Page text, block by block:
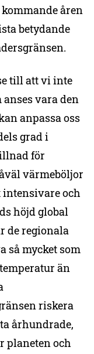
åren
betydande
till att vi inte
vara den
anpassa oss
grad i
för
värmeböljor
och
höjd global
de regionala
så mycket som
än
riskera
århundrade,
planeten och